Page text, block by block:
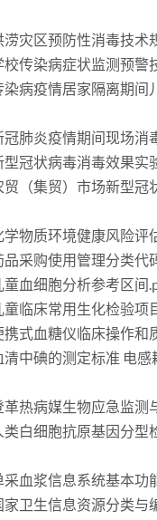
涝灾区预防性消毒技术
校传染病症状监测预警
染病疫情居家隔离期间
冠肺炎疫情期间现场消
型冠状病毒消毒效果实
贸（集贸）市场新型冠
学物质环境健康风险评
品采购使用管理分类代
童血细胞分析参考区间
童临床常用生化检验项
携式血糖仪临床操作和
清中碘的测定标准 电
革热病媒生物应急监测
类白细胞抗原基因分型
采血浆信息系统基本功
家卫生信息资源分类与